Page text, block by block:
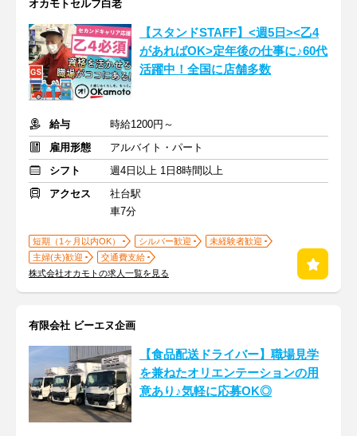
オカモトセルフ白老
【スタンドSTAFF】<週5日><乙4
があればOK>定年後の仕事に♪60代
活躍中！全国に店舗多数
給与
時給1200円～
雇用形態
アルバイト・パート
シフト
週4日以上 1日8時間以上
アクセス
社台駅
車7分
短期（1ヶ月以内OK） シルバー歓迎
未経験者歓迎
主婦(夫)歓迎
交通費支給
株式会社オカモトの求人一覧を見る
有限会社 ビーエヌ企画
【食品配送ドライバー】職場見学
を兼ねたオリエンテーションの用
意あり♪気軽に応募OK◎